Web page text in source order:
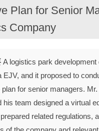
Plan for Senior
Company
A logistics park development
EJV, and it proposed to
plan for senior managers.
his team designed a virtual
related regulations,